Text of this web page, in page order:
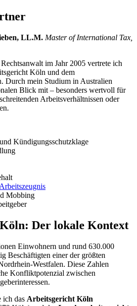
LL.M. Master of International Tax,
im Jahr 2005 vertrete ich
Köln und dem
Durch mein Studium in Australien
Blick mit – besonders wertvoll für
Arbeitsverhältnissen oder
und Kündigungsschutzklage
Arbeitszeugnis
Mobbing
Der lokale Kontext
Einwohnern und rund 630.000
Beschäftigten einer der größten
Westfalen. Diese Zahlen
Konfliktpotenzial zwischen
ich das Arbeitsgericht Köln